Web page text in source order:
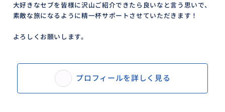
大好きなセブを皆様に沢山ご紹介できたら良いなと言う思いで、
素敵な旅になるように精一杯サポートさせていただきます！
よろしくお願いします。
プロフィールを詳しく見る